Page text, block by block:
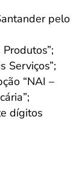
pelo
Serviços”;
“NAI –
dígitos